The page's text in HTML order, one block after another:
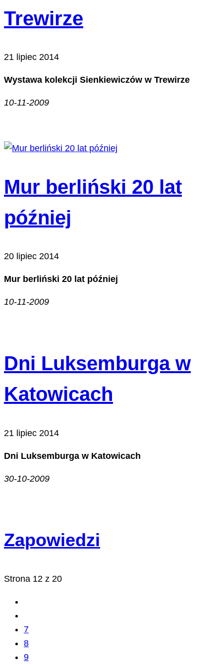
Trewirze
21 lipiec 2014
Wystawa kolekcji Sienkiewiczów w Trewirze
10-11-2009
Mur berliński 20 lat
później
20 lipiec 2014
Mur berliński 20 lat później
10-11-2009
Dni Luksemburga w
Katowicach
21 lipiec 2014
Dni Luksemburga w Katowicach
30-10-2009
Zapowiedzi
Strona 12 z 20
7
8
9